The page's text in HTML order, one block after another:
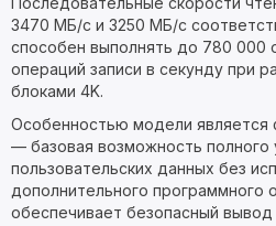
3470 МБ/с и 3250 МБ/с
способен выполнять до 780 000
операций записи в секунду при
блоками 4K.
Особенностью модели является
— базовая возможность полного
пользовательских данных без
дополнительного программного
обеспечивает безопасный вывод